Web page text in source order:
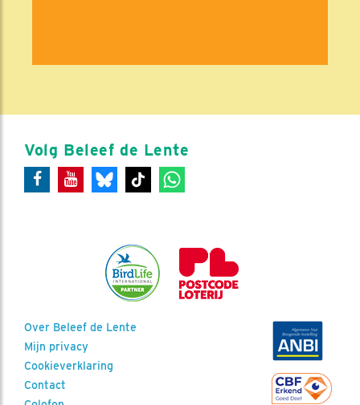
Volg Beleef de Lente
Over Beleef de Lente
Mijn privacy
Cookieverklaring
Contact